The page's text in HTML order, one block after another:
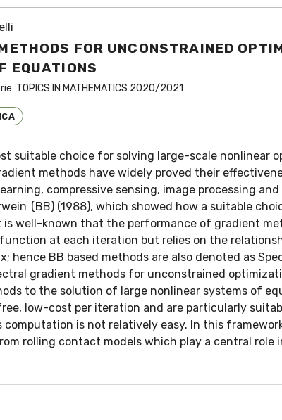
FOR UNCONSTRAINED
EQUATIONS
TOPICS IN MATHEMATICS 2020/2021
suitable choice for solving large-scale nonlinear
methods have widely proved their
compressive sensing, image processing
(BB) (1988), which showed how a suitable
well-known that the performance of gradient
at each iteration but relies on the
hence BB based methods are also denoted as
gradient methods for unconstrained
to the solution of large nonlinear systems of
low-cost per iteration and are particularly
is not relatively easy. In this
rolling contact models which play a central role